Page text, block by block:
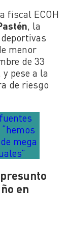
fiscal ECOH
, la
menor
de 33
pese a la
de riesgo
mega
en